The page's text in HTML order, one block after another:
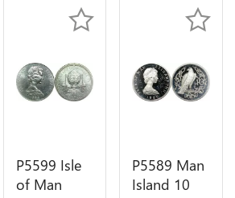
P5599 Isle
of Man
P5589 Man
Island 10